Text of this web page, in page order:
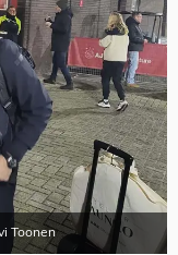
Toonen